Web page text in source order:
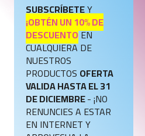
SUBSCRÍBETEY
¡OBTÉN UN 10% DE
DESCUENTOEN
CUALQUIERA DE
NUESTROS
PRODUCTOS OFERTA
VALIDA HASTA EL 31
DE DICIEMBRE- ¡NO
RENUNCIES A ESTAR
EN INTERNET Y
Política
de
cookies
Aviso
legal
Política
de